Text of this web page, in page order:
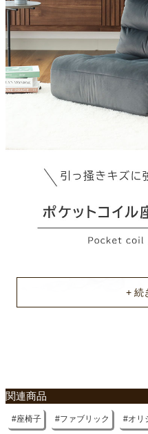
構造部材
金属（スチール）
背もたれギア
7段階
梱包サイズ
約71.5x36x65.5(cm)
約10kg
中国
関連商品
座椅子 ファブリック オリ